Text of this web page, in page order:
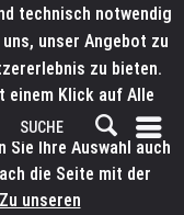
technisch notwendig
unser Angebot zu
zu bieten.
einem Klick auf Alle
Sie in den
Ihre Auswahl auch
die Seite mit der
Zu unseren